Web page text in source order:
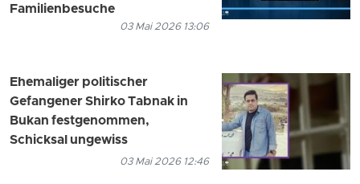
Familienbesuche
03 Mai 2026 13:06
Ehemaliger politischer
Gefangener Shirko Tabnak in
Bukan festgenommen,
Schicksal ungewiss
03 Mai 2026 12:46